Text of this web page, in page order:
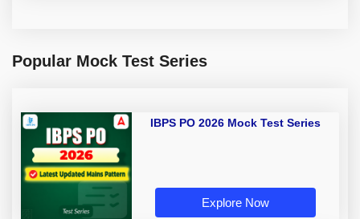
Popular Mock Test Series
IBPS PO 2026 Mock Test Series
Explore Now